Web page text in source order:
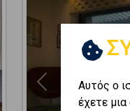
PreviousΑυτός ο
έχετε